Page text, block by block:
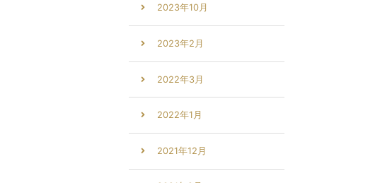
2023年10月
2023年2月
2022年3月
2022年1月
2021年12月